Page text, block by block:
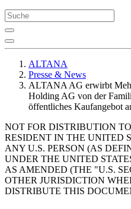
ALTANA
Presse & News
ALTANA AG erwirbt
Holding AG von der
öffentliches Kaufangebot
NOT FOR DISTRIBUTION
RESIDENT IN THE UNITED
ANY U.S. PERSON (AS
UNDER THE UNITED
AS AMENDED (THE "U.S.
OTHER JURISDICTION
DISTRIBUTE THIS